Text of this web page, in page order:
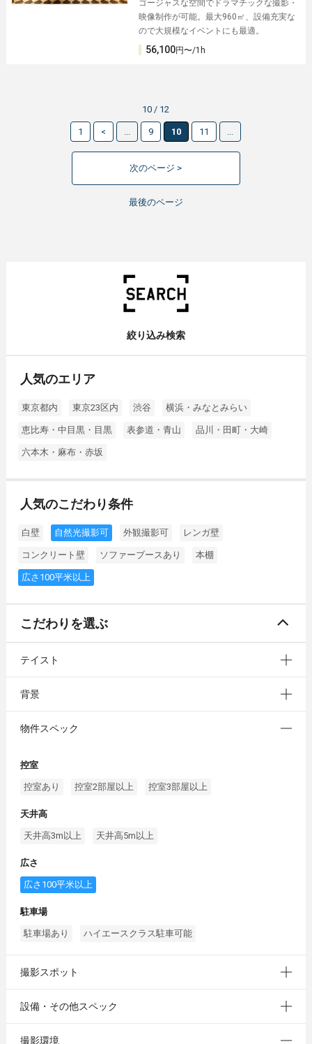
ゴージャスな空間でドラマチックな撮影・
映像制作が可能。最大960㎡、設備充実な
ので大規模なイベントにも最適。
56,100円〜/1h
10 / 12
1 < 9 10 11
次のページ >
最後のページ
絞り込み検索
人気のエリア
東京都内 東京23区内 渋谷 横浜・みなとみらい
恵比寿・中目黒・目黒 表参道・青山 品川・田町・大崎
六本木・麻布・赤坂
人気のこだわり条件
白壁 自然光撮影可 外観撮影可 レンガ壁
コンクリート壁 ソファーブースあり 本棚
広さ100平米以上
こだわりを選ぶ
テイスト
背景
物件スペック
控室
控室あり 控室2部屋以上 控室3部屋以上
天井高
天井高3m以上 天井高5m以上
広さ
広さ100平米以上
駐車場
駐車場あり ハイエースクラス駐車可能
撮影スポット
設備・その他スペック
撮影環境